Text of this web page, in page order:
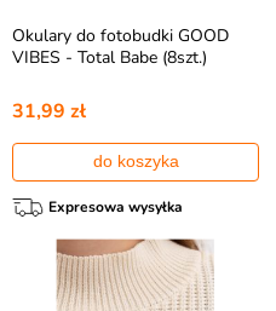
Okulary do fotobudki GOOD
VIBES - Total Babe (8szt.)
31,99 zł
do koszyka
Expresowa wysyłka